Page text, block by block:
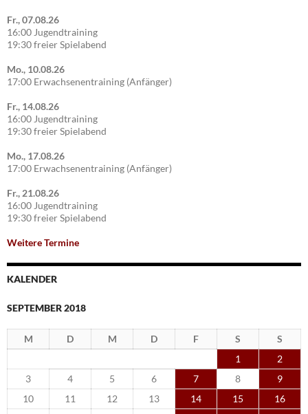
Fr., 07.08.26
16:00 Jugendtraining
19:30 freier Spielabend
Mo., 10.08.26
17:00 Erwachsenentraining (Anfänger)
Fr., 14.08.26
16:00 Jugendtraining
19:30 freier Spielabend
Mo., 17.08.26
17:00 Erwachsenentraining (Anfänger)
Fr., 21.08.26
16:00 Jugendtraining
19:30 freier Spielabend
Weitere Termine
KALENDER
SEPTEMBER 2018
M D M D F S
S
1
2
3
4 5 6 7 8
9
10
11 12 13 14 15
16